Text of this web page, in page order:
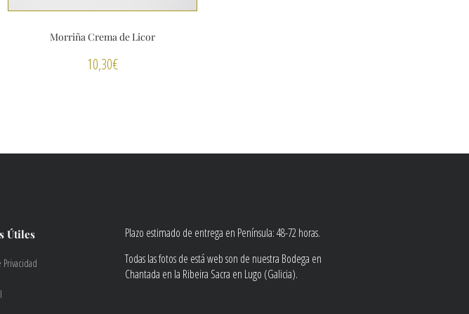
Morriña Crema de Licor
10,30€
Útiles
Plazo estimado de entrega en Península: 48-72 horas.
Todas las fotos de está web son de nuestra Bodega en
Chantada en la Ribeira Sacra en Lugo (Galicia).